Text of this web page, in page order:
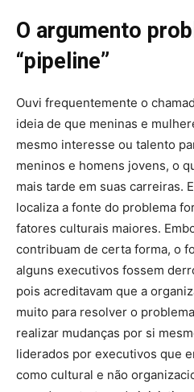
O argumento
“pipeline”
Ouvi frequentemente o
ideia de que meninas e
mesmo interesse ou talento
meninos e homens jovens, o
mais tarde em suas carreiras.
localiza a fonte do problema
fatores culturais maiores.
contribuam de certa forma, o
alguns executivos fossem
pois acreditavam que a
muito para resolver o
realizar mudanças por si
liderados por executivos que
como cultural e não